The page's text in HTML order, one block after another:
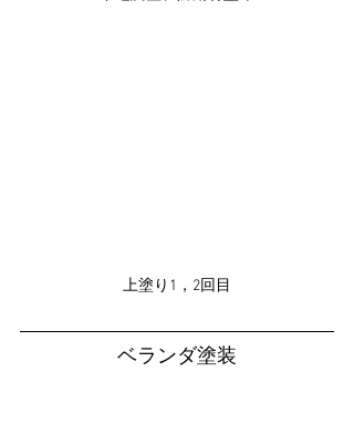
上塗り1，2回目
ベランダ塗装